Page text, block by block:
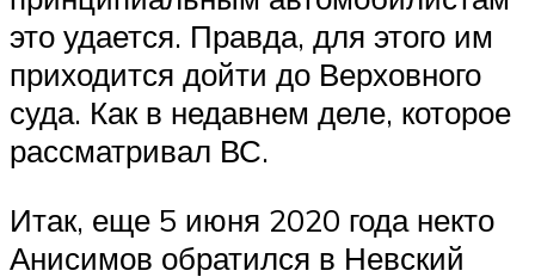
это удается. Правда, для этого им
приходится дойти до Верховного
суда. Как в недавнем деле, которое
рассматривал ВС.
Итак, еще 5 июня 2020 года некто
Анисимов обратился в Невский